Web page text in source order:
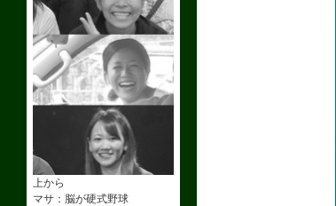
上から
マサ：脳が硬式野球